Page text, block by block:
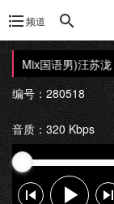
频道
Mix国语男)汪苏泷
编号：280518
音质：320 Kbps